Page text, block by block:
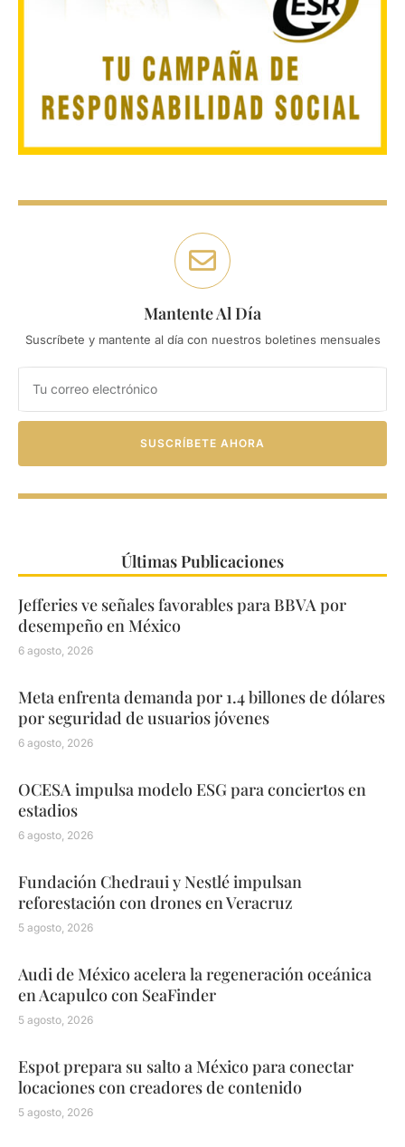
Mantente Al Día
Suscríbete y mantente al día con nuestros boletines mensuales
SUSCRÍBETE AHORA
Últimas Publicaciones
Jefferies ve señales favorables para BBVA por
desempeño en México
6 agosto, 2026
Meta enfrenta demanda por 1.4 billones de dólares
por seguridad de usuarios jóvenes
6 agosto, 2026
OCESA impulsa modelo ESG para conciertos en
estadios
6 agosto, 2026
Fundación Chedraui y Nestlé impulsan
reforestación con drones en Veracruz
5 agosto, 2026
Audi de México acelera la regeneración oceánica
en Acapulco con SeaFinder
5 agosto, 2026
Espot prepara su salto a México para conectar
locaciones con creadores de contenido
5 agosto, 2026